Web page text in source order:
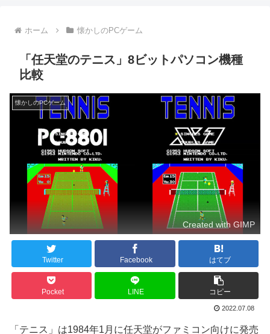
ホーム 懐かしのPCゲーム
「任天堂のテニス」8ビットパソコン機種
比較
懐かしのPCゲーム
Created with GIMP
Twitter Facebook はてブ
Pocket LINE コピー
2022.07.08
「テニス」は1984年1月に任天堂がファミコン向けに発売